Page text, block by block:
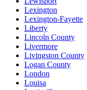
Lexington
Lexington-Fayette
Liberty
Lincoln County
Livermore
Livingston County
Logan County
London
Louisa